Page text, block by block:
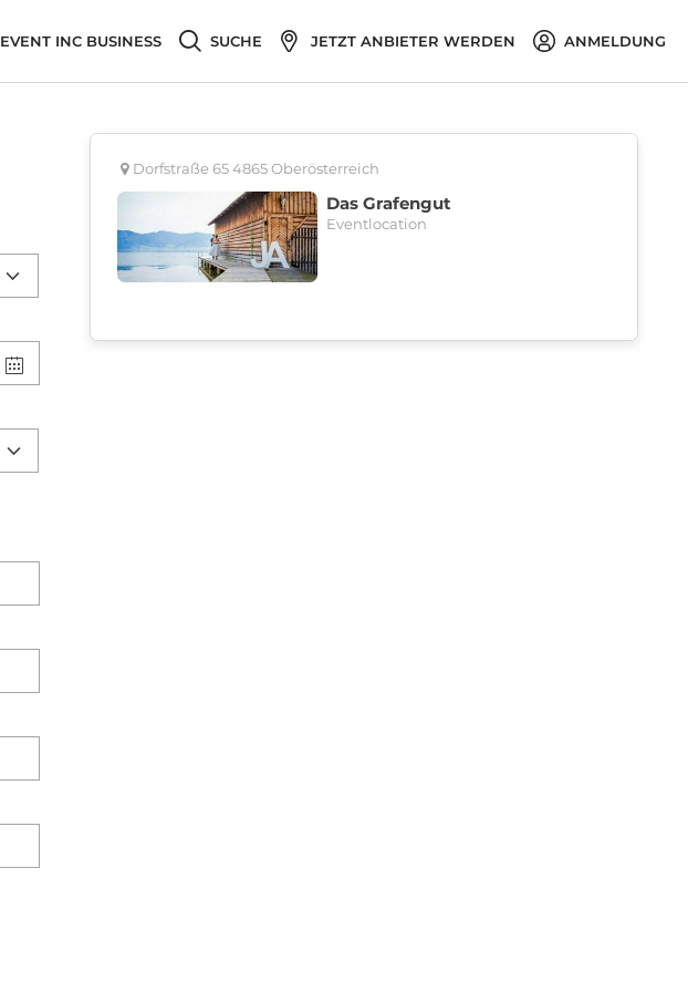
EVENT INC BUSINESS SUCHE JETZT ANBIETER WERDEN ANMELDUNG
Dorfstraße 65 4865 Oberösterreich
Das Grafengut
Eventlocation